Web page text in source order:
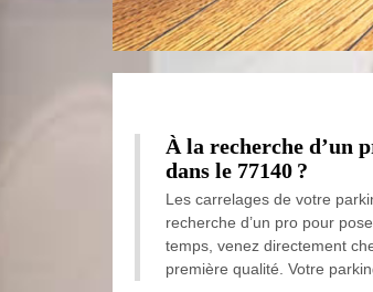
À la recherche d’un
dans le 77140 ?
Les carrelages de votre
recherche d’un pro pour
temps, venez directement
première qualité. Votre